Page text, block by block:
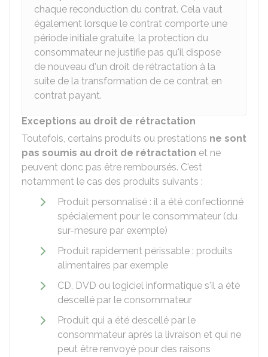
chaque reconduction du contrat. Cela vaut
également lorsque le contrat comporte une
période initiale gratuite, la protection du
consommateur ne justifie pas qu'il dispose
de nouveau d'un droit de rétractation à la
suite de la transformation de ce contrat en
contrat payant.
Exceptions au droit de rétractation
Toutefois, certains produits ou prestations ne sont
pas soumis au droit de rétractation et ne
peuvent donc pas être remboursés. C'est
notamment le cas des produits suivants :
Produit personnalisé : il a été confectionné
spécialement pour le consommateur (du
sur-mesure par exemple)
Produit rapidement périssable : produits
alimentaires par exemple
CD, DVD ou logiciel informatique s'il a été
descellé par le consommateur
Produit qui a été descellé par le
consommateur après la livraison et qui ne
peut être renvoyé pour des raisons